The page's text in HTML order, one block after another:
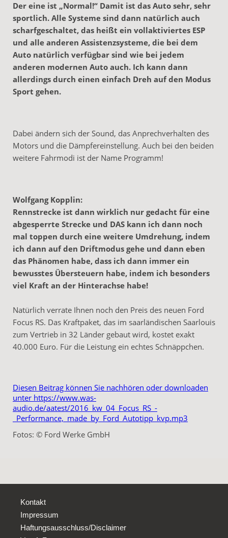
Der eine ist „Normal!“ Damit ist das Auto sehr, sehr
sportlich. Alle Systeme sind dann natürlich auch
scharfgeschaltet, das heißt ein vollaktiviertes ESP
und alle anderen Assistenzsysteme, die bei dem
Auto natürlich verfügbar sind wie bei jedem
anderen modernen Auto auch. Ich kann dann
allerdings durch einen einfach Dreh auf den Modus
Sport gehen.
Dabei ändern sich der Sound, das Anprechverhalten des
Motors und die Dämpfereinstellung. Auch bei den beiden
weitere Fahrmodi ist der Name Programm!
Wolfgang Kopplin:
Rennstrecke ist dann wirklich nur gedacht für eine
abgesperrte Strecke und DAS kann ich dann noch
mal toppen durch eine weitere Umdrehung, indem
ich dann auf den Driftmodus gehe und dann eben
das Phänomen habe, dass ich dann immer ein
bewusstes Übersteuern habe, indem ich besonders
viel Kraft an der Hinterachse habe!
Natürlich verrate Ihnen noch den Preis des neuen Ford
Focus RS. Das Kraftpaket, das im saarländischen Saarlouis
zum Vertrieb in 32 Länder gebaut wird, kostet exakt
40.000 Euro. Für die Leistung ein echtes Schnäppchen.
Diesen Beitrag können Sie nachhören oder downloaden
unter https://www.was-
audio.de/aatest/2016_kw_04_Focus_RS_-
_Performance,_made_by_Ford_Autotipp_kvp.mp3
Fotos: © Ford Werke GmbH
Kontakt
Impressum
Haftungsausschluss/Disclaimer